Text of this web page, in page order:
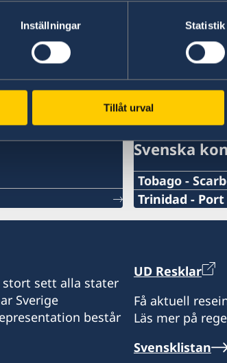
Inställningar Statistik
Tillåt urval
Här finns grundläggande
dessutom ytterligare villkor.
Svenska
Tobago -
Emailadress
+1-868-689-
Trinidad -
Emailadress
17 Samaroo Road
stort sett alla stater
Sverige
består
UD Resklar
Få aktuell
Läs mer på
Svensklistan